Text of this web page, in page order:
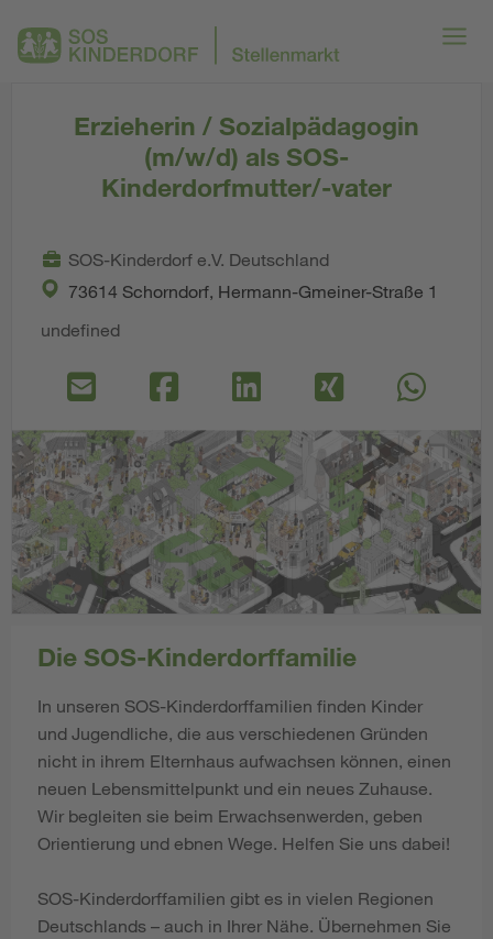
Erzieherin / Sozialpädagogin
(m/w/d) als SOS-
Kinderdorfmutter/-vater
SOS-Kinderdorf e.V. Deutschland
73614 Schorndorf, Hermann-Gmeiner-Straße 1
undefined
Die SOS-Kinderdorffamilie
In unseren SOS-Kinderdorffamilien finden Kinder
und Jugendliche, die aus verschiedenen Gründen
nicht in ihrem Elternhaus aufwachsen können, einen
neuen Lebensmittelpunkt und ein neues Zuhause.
Wir begleiten sie beim Erwachsenwerden, geben
Orientierung und ebnen Wege. Helfen Sie uns dabei!
SOS-Kinderdorffamilien gibt es in vielen Regionen
Deutschlands – auch in Ihrer Nähe. Übernehmen Sie